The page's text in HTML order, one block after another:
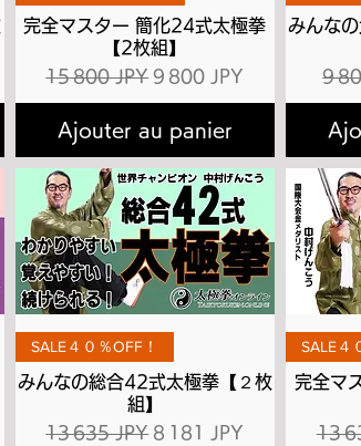
完全マスター 簡化24式太極拳
【2枚組】
Prix original
15 800 JPY Prix promotionnel
9 800 JPY
Ajouter au panier
みんな
Prix
9
Aperçu rapide
SALE４０％OFF！
みんなの総合42式太極拳【２枚
組】
Prix original
13 635 JPY Prix promotionnel
8 181 JPY
SALE４
完全マ
Prix
13